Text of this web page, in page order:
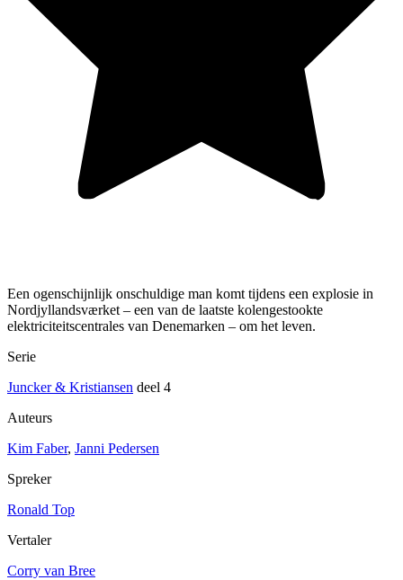
Een ogenschijnlijk onschuldige man komt tijdens een explosie in
Nordjyllandsværket – een van de laatste kolengestookte
elektriciteitscentrales van Denemarken – om het leven.
Serie
Juncker & Kristiansen deel 4
Auteurs
Kim Faber, Janni Pedersen
Spreker
Ronald Top
Vertaler
Corry van Bree